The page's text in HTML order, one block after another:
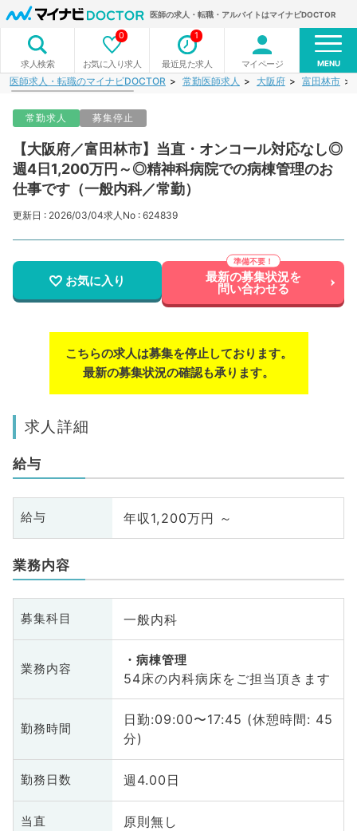
医師の求人・転職・アルバイトはマイナビDOCTOR
求人検索 お気に入り求人
0
最近見た求人
1
マイページ MENU
医師求人・転職のマイナビDOCTOR 常勤医師求人 大阪府 富田林市
常勤求人 募集停止
【大阪府／富田林市】当直・オンコール対応なし◎
週4日1,200万円～◎精神科病院での病棟管理のお
仕事です（一般内科／常勤）
更新日 : 2026/03/04求人No : 624839
お気に入り 最新の募集状況を
問い合わせる
こちらの求人は募集を停止しております。
最新の募集状況の確認も承ります。
求人詳細
給与
給与 年収1,200万円 ～
業務内容
募集科目 一般内科
業務内容
病棟管理
54床の内科病床をご担当頂きます
勤務時間
日勤:09:00〜17:45 (休憩時間: 45
分)
勤務日数 週4.00日
当直 原則無し